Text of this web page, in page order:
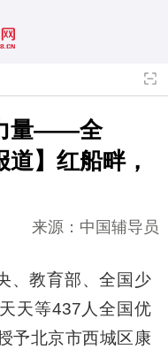
量——全
】红船畔，
来源：中国辅导员
、教育部、全国少
天等437人全国优
予北京市西城区康